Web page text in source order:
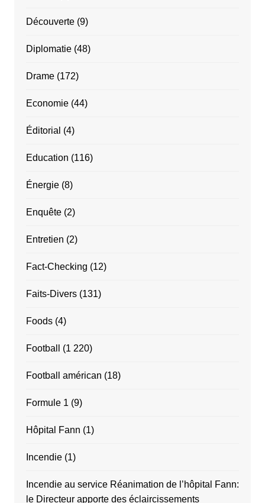
Découverte(9)
Diplomatie(48)
Drame(172)
Economie(44)
Éditorial (4)
Education (116)
Énergie(8)
Enquête(2)
Entretien (2)
Fact-Checking (12)
Faits-Divers(131)
Foods(4)
Football (1 220)
Football américan (18)
Formule 1 (9)
Hôpital Fann (1)
Incendie(1)
Incendie au service Réanimation de l’hôpital Fann:
le Directeur apporte des éclaircissements